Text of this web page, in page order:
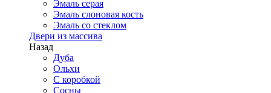
Эмаль серая
Эмаль слоновая кость
Эмаль со стеклом
Двери из массива
Назад
Дуба
Ольхи
С коробкой
Сосны